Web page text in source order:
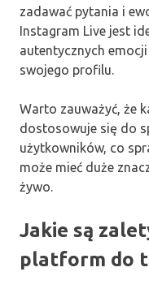
zadawać pytania i
Instagram Live jest
autentycznych
swojego profilu.
Warto zauważyć, że
dostosowuje się do
użytkowników, co
może mieć duże
żywo.
Jakie są
platform do